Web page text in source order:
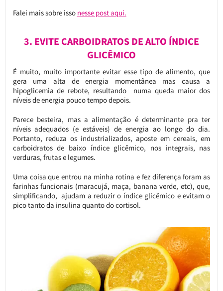
Falei mais sobre isso nesse post aqui.
3. EVITE CARBOIDRATOS DE ALTO ÍNDICE
GLICÊMICO
É muito, muito importante evitar esse tipo de alimento, que
gera uma alta de energia momentânea mas causa a
hipoglicemia de rebote, resultando numa queda maior dos
níveis de energia pouco tempo depois.
Parece besteira, mas a alimentação é determinante pra ter
níveis adequados (e estáveis) de energia ao longo do dia.
Portanto, reduza os industrializados, aposte em cereais, em
carboidratos de baixo índice glicêmico, nos integrais, nas
verduras, frutas e legumes.
Uma coisa que entrou na minha rotina e fez diferença foram as
farinhas funcionais (maracujá, maça, banana verde, etc), que,
simplificando, ajudam a reduzir o índice glicêmico e evitam o
pico tanto da insulina quanto do cortisol.